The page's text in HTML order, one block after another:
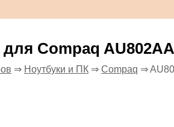
Compaq
⇒ Ноутбуки и ПК ⇒ Compaq ⇒